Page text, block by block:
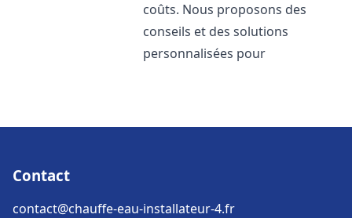
coûts. Nous proposons des
conseils et des solutions
personnalisées pour
Contact
contact@chauffe-eau-installateur-4.fr